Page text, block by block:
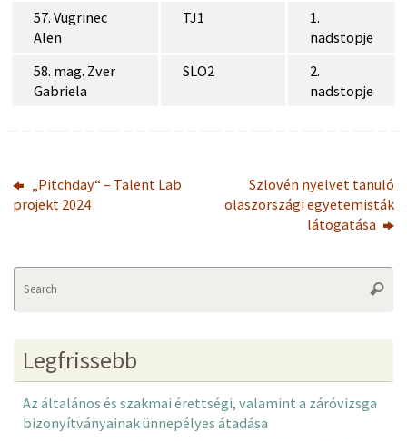
57. Vugrinec
Alen
TJ1
1.
nadstopje
58. mag. Zver
Gabriela
SLO2
2.
nadstopje
„Pitchday“ – Talent Lab
projekt 2024
Szlovén nyelvet tanuló
olaszországi egyetemisták
látogatása
Legfrissebb
Az általános és szakmai érettségi, valamint a záróvizsga
bizonyítványainak ünnepélyes átadása